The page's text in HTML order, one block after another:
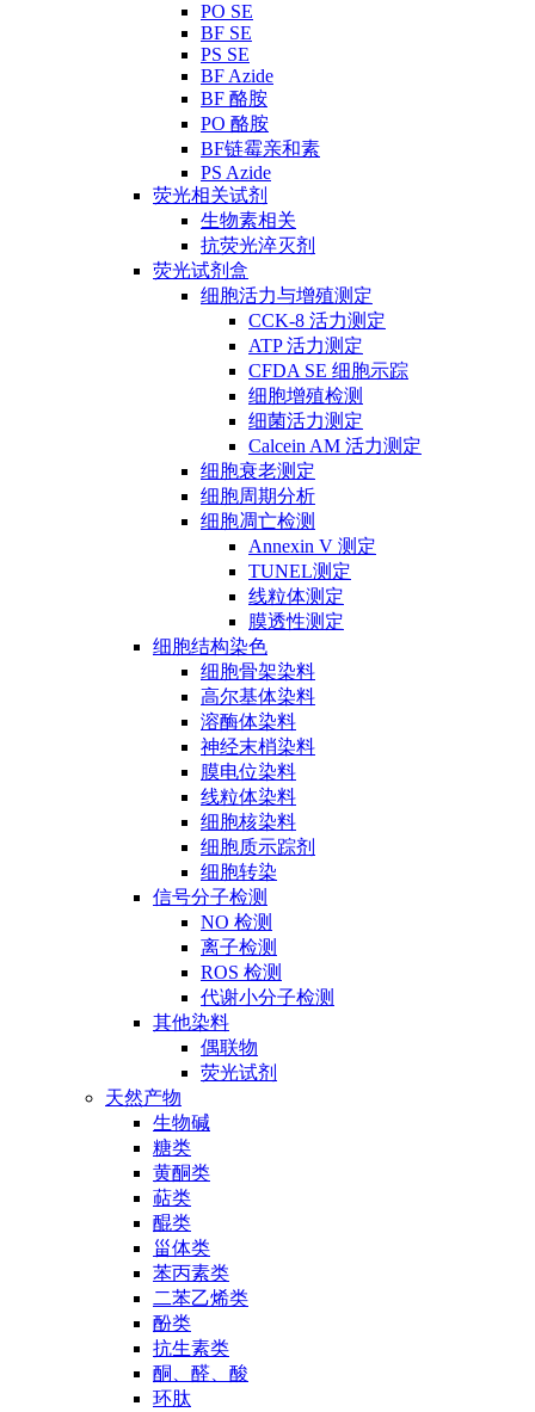
PO SE
BF SE
PS SE
BF Azide
BF 酪胺
PO 酪胺
BF链霉亲和素
PS Azide
荧光相关试剂
生物素相关
抗荧光淬灭剂
荧光试剂盒
细胞活力与增殖测定
CCK-8 活力测定
ATP 活力测定
CFDA SE 细胞示踪
细胞增殖检测
细菌活力测定
Calcein AM 活力测定
细胞衰老测定
细胞周期分析
细胞凋亡检测
Annexin V 测定
TUNEL测定
线粒体测定
膜透性测定
细胞结构染色
细胞骨架染料
高尔基体染料
溶酶体染料
神经末梢染料
膜电位染料
线粒体染料
细胞核染料
细胞质示踪剂
细胞转染
信号分子检测
NO 检测
离子检测
ROS 检测
代谢小分子检测
其他染料
偶联物
荧光试剂
天然产物
生物碱
糖类
黄酮类
萜类
醌类
甾体类
苯丙素类
二苯乙烯类
酚类
抗生素类
酮、醛、酸
环肽